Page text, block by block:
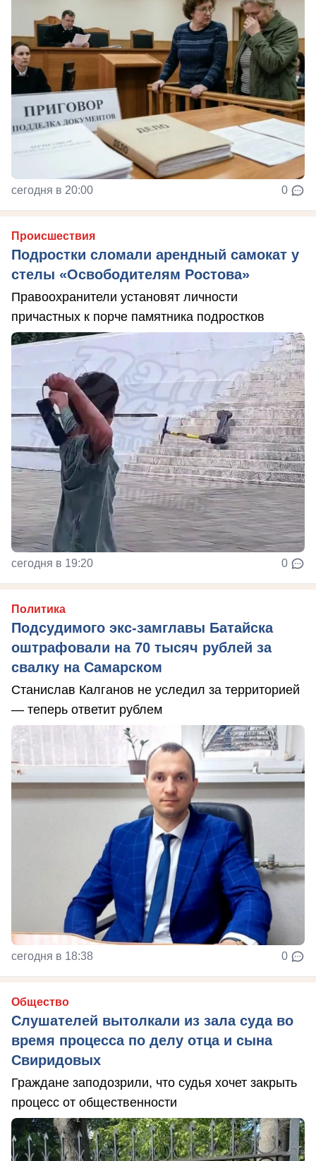
сегодня в 20:00 0
Происшествия
Подростки сломали арендный самокат у
стелы «Освободителям Ростова»
Правоохранители установят личности
причастных к порче памятника подростков
сегодня в 19:20 0
Политика
Подсудимого экс-замглавы Батайска
оштрафовали на 70 тысяч рублей за
свалку на Самарском
Станислав Калганов не уследил за территорией
— теперь ответит рублем
сегодня в 18:38 0
Общество
Слушателей вытолкали из зала суда во
время процесса по делу отца и сына
Свиридовых
Граждане заподозрили, что судья хочет закрыть
процесс от общественности